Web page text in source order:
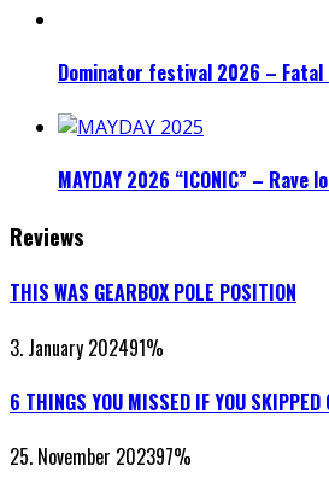
Dominator festival 2026 –
MAYDAY 2026 “ICONIC” – Rave
Reviews
THIS WAS GEARBOX POLE POSITION
3. January 202491%
6 THINGS YOU MISSED IF YOU SKIPPED
25. November 202397%